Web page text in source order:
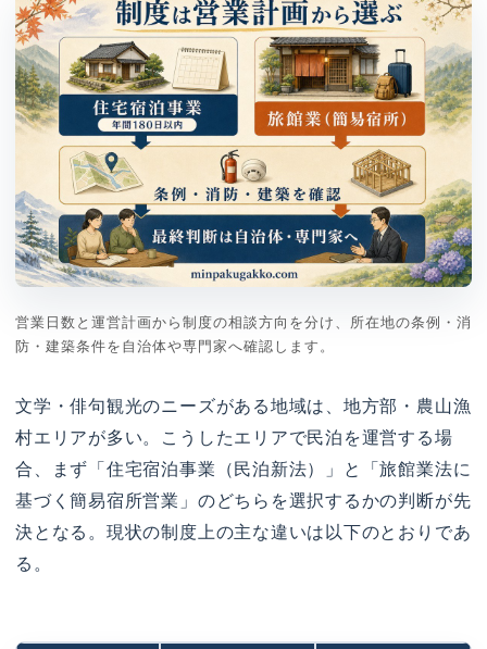
営業日数と運営計画から制度の相談方向を分け、所在地の条例・消
防・建築条件を自治体や専門家へ確認します。
文学・俳句観光のニーズがある地域は、地方部・農山漁
村エリアが多い。こうしたエリアで民泊を運営する場
合、まず「住宅宿泊事業（民泊新法）」と「旅館業法に
基づく簡易宿所営業」のどちらを選択するかの判断が先
決となる。現状の制度上の主な違いは以下のとおりであ
る。